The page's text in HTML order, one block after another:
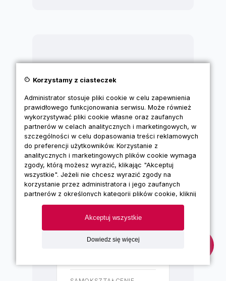
Cennik - szkolenia
okresowe
Szkolenie dla
pracowników
administracyjno-
biurowych
Szkolenie okresowe
BHP przeznaczone dla
pracowników
administracji oraz biur.
cookie Korzystamy z ciasteczek
Administrator stosuje pliki cookie w celu zapewnienia
prawidłowego funkcjonowania serwisu. Może również
wykorzystywać pliki cookie własne oraz zaufanych
partnerów w celach analitycznych i marketingowych, w
szczególności w celu dopasowania treści reklamowych
do preferencji użytkowników. Korzystanie z
analitycznych i marketingowych plików cookie wymaga
zgody, którą możesz wyrazić, klikając "Akceptuj
wszystkie". Jeżeli nie chcesz wyrazić zgody na
korzystanie przez administratora i jego zaufanych
partnerów z określonych kategorii plików cookie, kliknij
"Dowiedz się więcej" i zdecyduj o swoich
preferencjach. Wyrażoną zgodę można wycofać w
każdym momencie poprzez zmianę preferencji plików
cookie. Możliwość edycji zgód cookie znajdziesz w
stopce strony pod przyciskiem "Edytuj zgody cookie".
celach związane jest z przetwarzaniem Twoich danych
osobowych. Więcej informacji o korzystaniu z plików
Dowiedz się więcej
Akceptuj wszystkie